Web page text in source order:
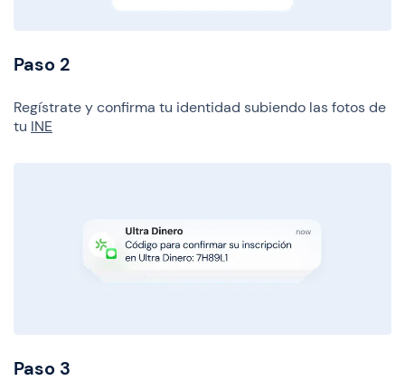
Paso 2
Regístrate y confirma tu identidad subiendo las fotos de
tu INE
Paso 3